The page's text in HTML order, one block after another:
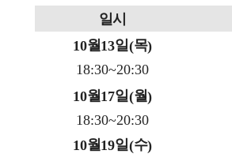
일시
10월13일(목)
18:30~20:30
10월17일(월)
18:30~20:30
10월19일(수)